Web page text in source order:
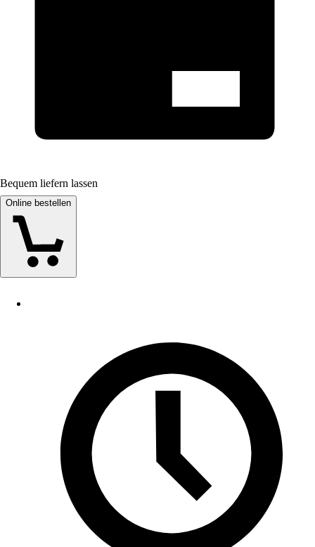
Bequem liefern lassen
Online bestellen